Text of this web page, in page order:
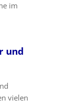
im
und
vielen